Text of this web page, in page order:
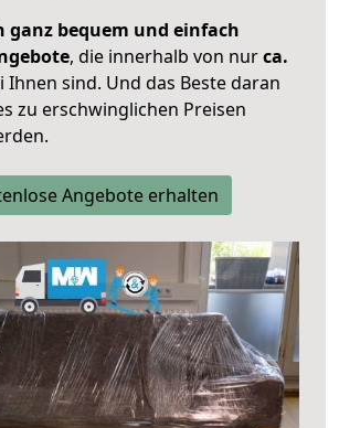
ganz bequem und einfach
, die innerhalb von nurca.
Ihnen sind. Und das Beste daran
zu erschwinglichen Preisen
Angebote erhalten